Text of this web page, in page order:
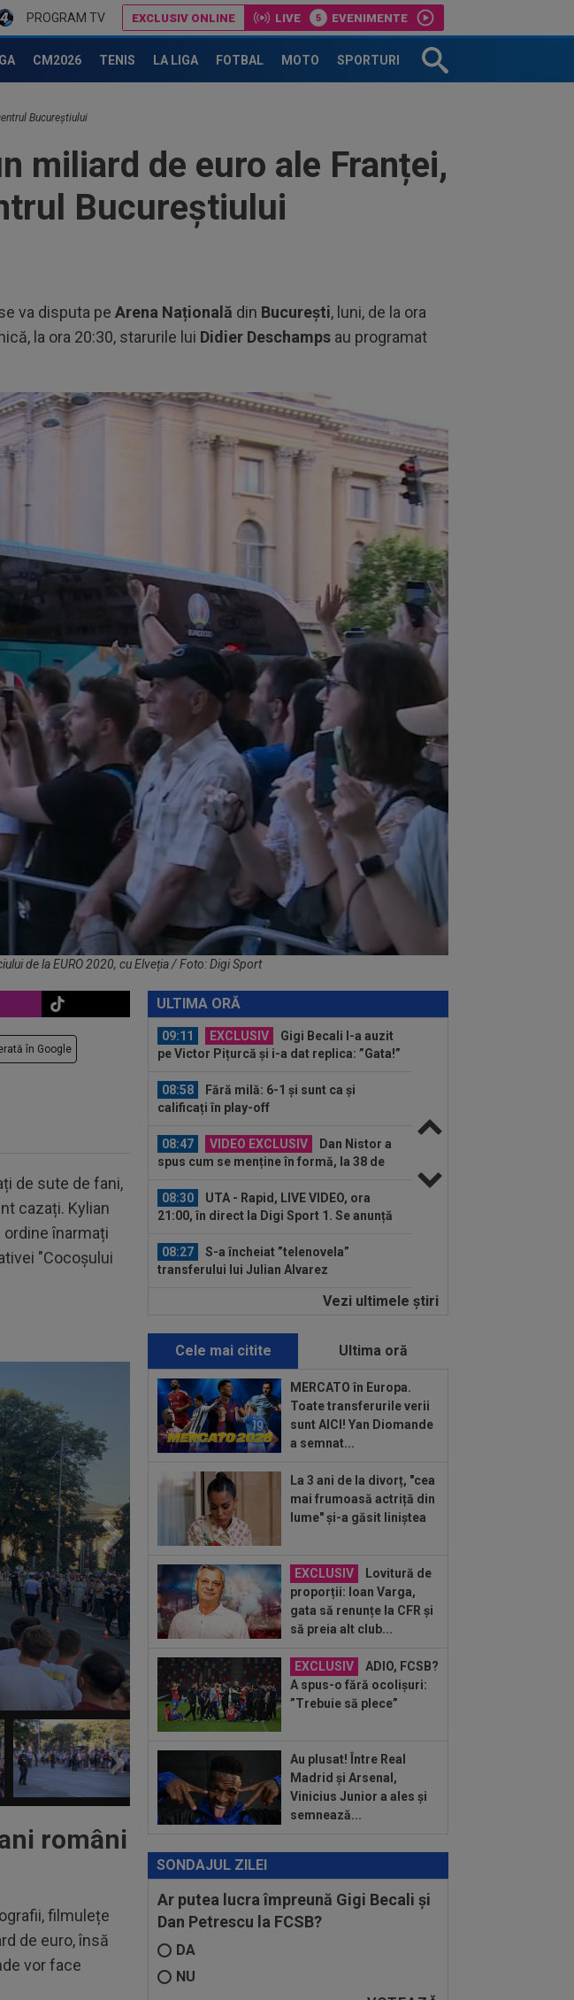
PROGRAM TV EXCLUSIV ONLINE LIVE EVENIMENTE
CM2026 TENIS LA LIGA FOTBAL MOTO SPORTURI
Bucureștiului
miliard de euro ale Franței,
Bucureștiului
va disputa pe Arena Națională din București, luni, de la ora
la ora 20:30, starurile lui Didier Deschamps au programat
de la EURO 2020, cu Elveția / Foto: Digi Sport
în Google
de sute de fani,
cazați. Kylian
ordine înarmați
"Cocoșului
români
filmulețe
de euro, însă
vor face
ULTIMA ORĂ
08:30
UTA - Rapid, LIVE VIDEO, ora
21:00, în direct la Digi Sport 1. Se anunță
un...
08:27
S-a încheiat ”telenovela”
transferului lui Julian Alvarez
08:26
Vinicius Junior, mesaj pentru
Florentino Perez și Jose Mourinho, după
ce a...
08:19
Primul jucător OUT de la CFR
Cluj, după 0-5 cu Tromso
08:13
După ce au refuzat să cânte imnul
naţional şi au fugit din ţară,
"trădătoarele"...
09:31
FCSB i-a transmis un mesaj clar
lui Denis Drăguș
România: ”Paris îmi poartă un pic de
noroc”...
09:11
EXCLUSIV
Gigi Becali l-a auzit
pe Victor Pițurcă și i-a dat replica: ”Gata!”
08:58
Fără milă: 6-1 și sunt ca și
calificați în play-off
08:47 VIDEO EXCLUSIV
Dan Nistor a
spus cum se menține în formă, la 38 de
08:30
UTA - Rapid, LIVE VIDEO, ora
21:00, în direct la Digi Sport 1. Se anunță
08:27
S-a încheiat ”telenovela”
transferului lui Julian Alvarez
Vinicius Junior, mesaj pentru
08:19
Primul jucător OUT de la CFR
Cluj, după 0-5 cu Tromso
08:13
După ce au refuzat să cânte imnul
naţional şi au fugit din ţară,
"trădătoarele"...
lui Denis Drăguș
09:12
David Popovici, la plecarea din
România: ”Paris îmi poartă un pic de
09:11
EXCLUSIV
Gigi Becali l-a auzit
pe Victor Pițurcă și i-a dat replica: ”Gata!”
08:58
Fără milă: 6-1 și sunt ca și
08:47 VIDEO EXCLUSIV
Dan Nistor a
spus cum se menține în formă, la 38 de
ani: ”Sunt de la țară!”
Vezi ultimele ştiri
Cele mai citite Ultima oră
MERCATO în Europa.
Toate transferurile verii
sunt AICI! Yan Diomande
a semnat...
La 3 ani de la divorț, "cea
mai frumoasă actriță din
lume" și-a găsit liniștea
EXCLUSIV
Lovitură de
proporții: Ioan Varga,
gata să renunțe la CFR și
să preia alt club...
EXCLUSIV
ADIO, FCSB?
A spus-o fără ocolișuri:
”Trebuie să plece”
Au plusat! Între Real
Madrid și Arsenal,
Vinicius Junior a ales și
semnează...
SONDAJUL ZILEI
Ar putea lucra împreună Gigi Becali și
Dan Petrescu la FCSB?
DA
NU